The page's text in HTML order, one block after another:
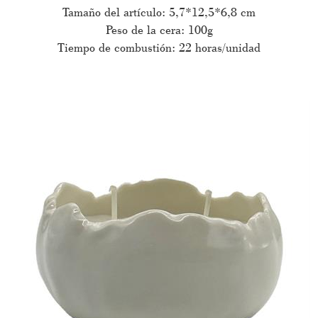
Tamaño del artículo: 5,7*12,5*6,8 cm
Peso de la cera: 100g
Tiempo de combustión: 22 horas/unidad